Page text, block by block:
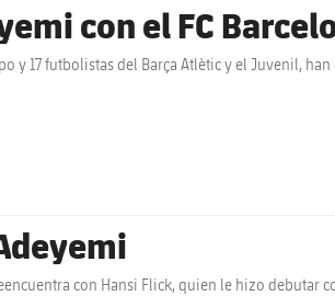
con el FC
17 futbolistas del Barça Atlètic y el Juvenil, han
con Hansi Flick, quien le hizo debutar